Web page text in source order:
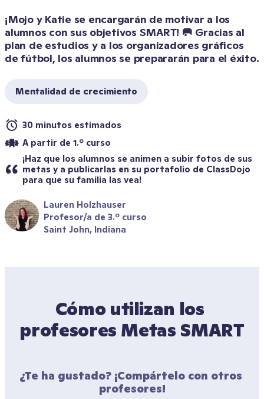
¡Mojo y Katie se encargarán de motivar a los
alumnos con sus objetivos SMART! 🥅 Gracias al
plan de estudios y a los organizadores gráficos
de fútbol, los alumnos se prepararán para el éxito.
Mentalidad de crecimiento
30 minutos estimados
A partir de 1.º curso
¡Haz que los alumnos se animen a subir fotos de sus
metas y a publicarlas en su portafolio de ClassDojo
para que su familia las vea!
Lauren Holzhauser
Profesor/a de 3.º curso
Saint John, Indiana
Cómo utilizan los
profesores Metas SMART
¿Te ha gustado? ¡Compártelo con otros
profesores!